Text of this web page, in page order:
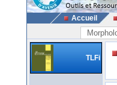
Accueil
TLFi